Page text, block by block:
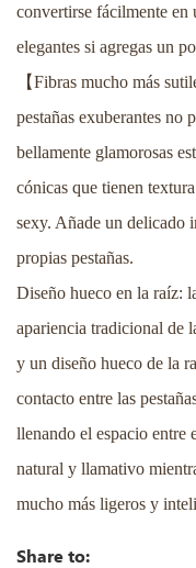
convertirse fácilmente en
elegantes si agregas un
【Fibras mucho más
pestañas exuberantes no
bellamente glamorosas
cónicas que tienen
sexy. Añade un delicado
propias pestañas.
Diseño hueco en la raíz:
apariencia tradicional de
y un diseño hueco de la
contacto entre las
llenando el espacio entre
natural y llamativo
mucho más ligeros y
Share to: